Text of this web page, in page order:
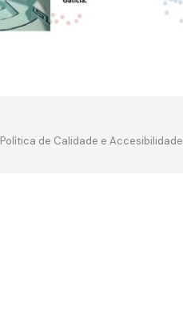
Política de Calidade e Accesibilidade